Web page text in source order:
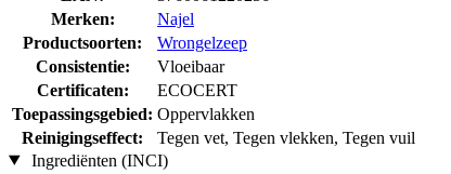
Merken:
Najel
Productsoorten:
Wrongelzeep
Consistentie:
Vloeibaar
Certificaten:
ECOCERT
Toepassingsgebied: Oppervlakken
Reinigingseffect:
Tegen vet, Tegen vlekken, Tegen vuil
Ingrediënten (INCI)